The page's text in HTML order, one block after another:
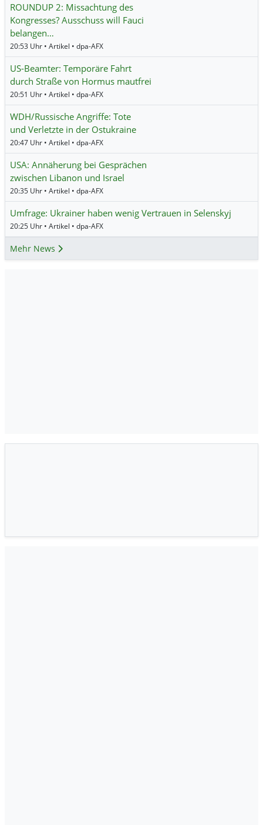
ROUNDUP 2: Missachtung des
Kongresses? Ausschuss will Fauci
belangen…
20:53 Uhr • Artikel • dpa-AFX
US-Beamter: Temporäre Fahrt
durch Straße von Hormus mautfrei
20:51 Uhr • Artikel • dpa-AFX
WDH/Russische Angriffe: Tote
und Verletzte in der Ostukraine
20:47 Uhr • Artikel • dpa-AFX
USA: Annäherung bei Gesprächen
zwischen Libanon und Israel
20:35 Uhr • Artikel • dpa-AFX
Umfrage: Ukrainer haben wenig Vertrauen in Selenskyj
20:25 Uhr • Artikel • dpa-AFX
Mehr News